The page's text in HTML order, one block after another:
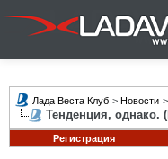
Лада Веста Клуб > Новости >
Тенденция, однако.
Регистрация